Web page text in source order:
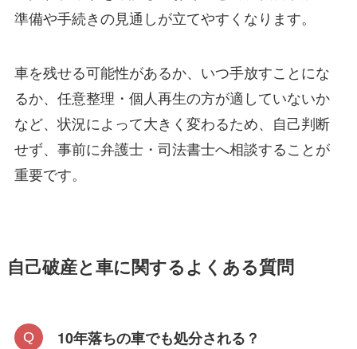
準備や手続きの見通しが立てやすくなります。
車を残せる可能性があるか、いつ手放すことにな
るか、任意整理・個人再生の方が適していないか
など、状況によって大きく変わるため、自己判断
せず、事前に弁護士・司法書士へ相談することが
重要です。
自己破産と車に関するよくある質問
10年落ちの車でも処分される？